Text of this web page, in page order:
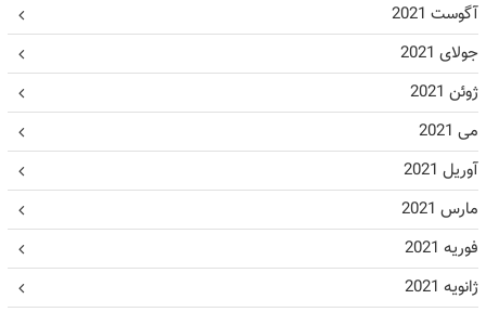
آگوست 2021
جولای 2021
ژوئن 2021
می 2021
آوریل 2021
مارس 2021
فوریه 2021
ژانویه 2021